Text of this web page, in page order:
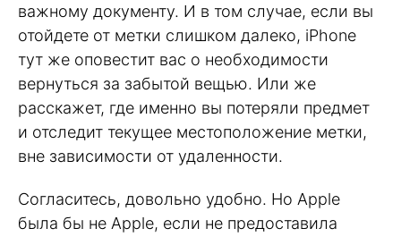
важному документу. И в том случае, если вы
отойдете от метки слишком далеко, iPhone
тут же оповестит вас о необходимости
вернуться за забытой вещью. Или же
расскажет, где именно вы потеряли предмет
и отследит текущее местоположение метки,
вне зависимости от удаленности.
Согласитесь, довольно удобно. Но Apple
была бы не Apple, если не предоставила